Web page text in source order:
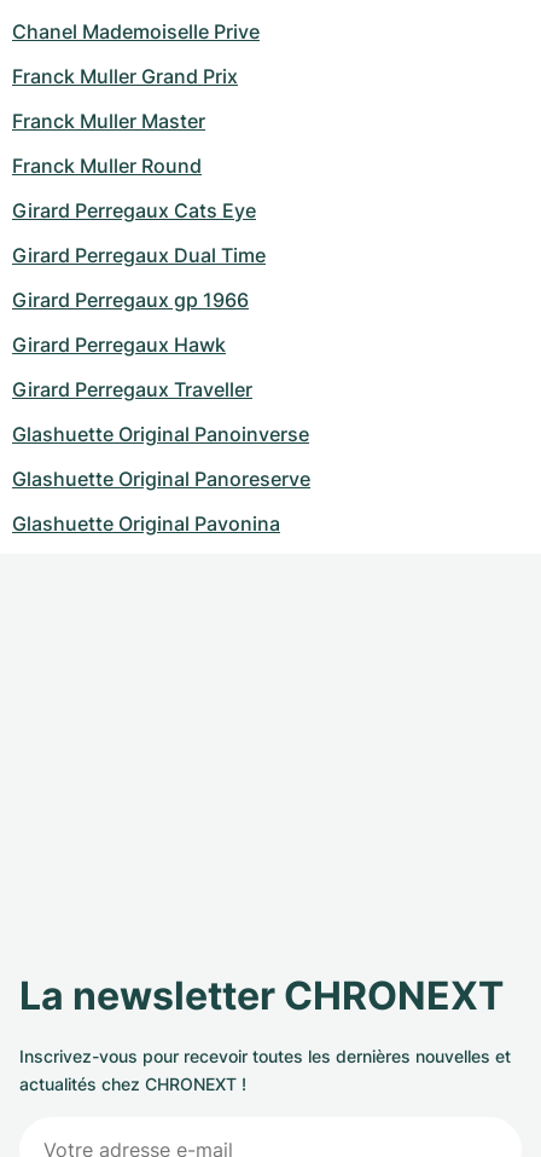
Chanel Mademoiselle Prive
Franck Muller Grand Prix
Franck Muller Master
Franck Muller Round
Girard Perregaux Cats Eye
Girard Perregaux Dual Time
Girard Perregaux gp 1966
Girard Perregaux Hawk
Girard Perregaux Traveller
Glashuette Original Panoinverse
Glashuette Original Panoreserve
Glashuette Original Pavonina
La newsletter CHRONEXT
Inscrivez-vous pour recevoir toutes les dernières nouvelles et
actualités chez CHRONEXT !